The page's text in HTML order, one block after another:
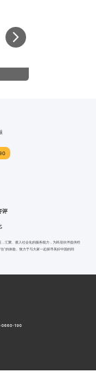
评
汇聚、接入社会化的服务能力，为民宿伙伴提供经
”的体验。致力于与大家一起探寻美好中国的同
0660-190